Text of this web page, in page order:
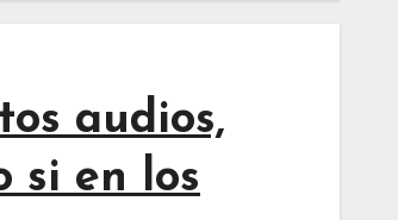
audios,
si en los